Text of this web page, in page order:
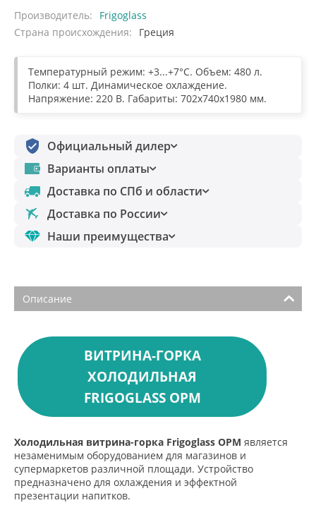
Производитель
Frigoglass
Страна происхождения
Греция
Температурный режим: +3...+7°С. Объем: 480 л.
Полки: 4 шт. Динамическое охлаждение.
Напряжение: 220 В. Габариты: 702x740x1980 мм.
Официальный дилер
Варианты оплаты
Доставка по СПб и области
Доставка по России
Наши преимущества
Описание
ВИТРИНА-ГОРКА
ХОЛОДИЛЬНАЯ
FRIGOGLASS OPM
Холодильная витрина-горка Frigoglass OPM является
незаменимым оборудованием для магазинов и
супермаркетов различной площади. Устройство
предназначено для охлаждения и эффектной
презентации напитков.